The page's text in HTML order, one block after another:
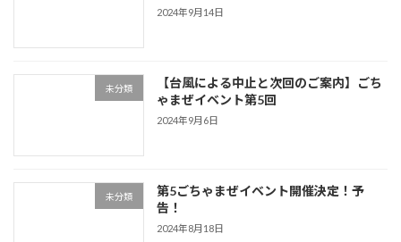
2024年9月14日
未分類
【台風による中止と次回のご案内】ごち
ゃまぜイベント第5回
2024年9月6日
未分類
第5ごちゃまぜイベント開催決定！予
告！
2024年8月18日